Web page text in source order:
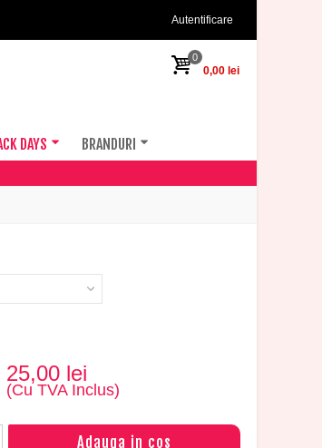
Autentificare
0
0,00 lei
DAYS BRANDURI
25,00 lei
(Cu TVA Inclus)
Adauga in cos